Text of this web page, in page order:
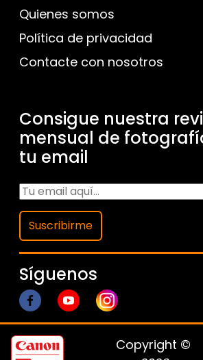
Quienes somos
Política de privacidad
Contacte con nosotros
Consigue nuestra
mensual de
tu email
Suscribirme
Síguenos
Copyright ©